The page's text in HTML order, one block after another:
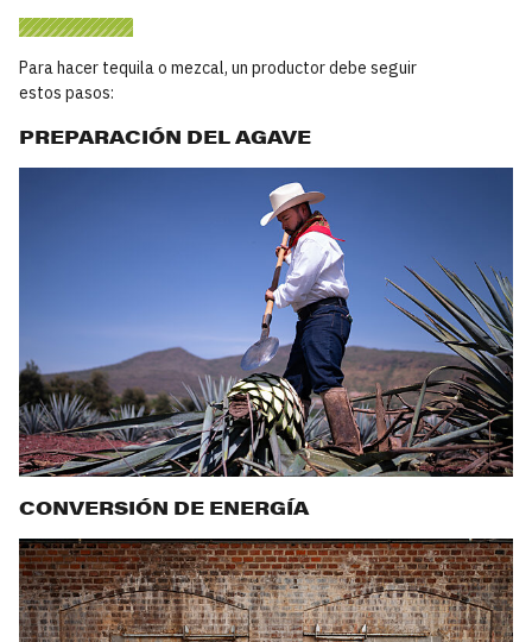
Para hacer tequila o mezcal, un productor debe seguir
estos pasos:
PREPARACIÓN DEL AGAVE
CONVERSIÓN DE ENERGÍA